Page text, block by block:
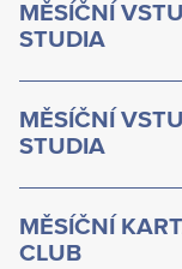
MĚSÍČNÍ
STUDIA
MĚSÍČNÍ
STUDIA
MĚSÍČNÍ
CLUB